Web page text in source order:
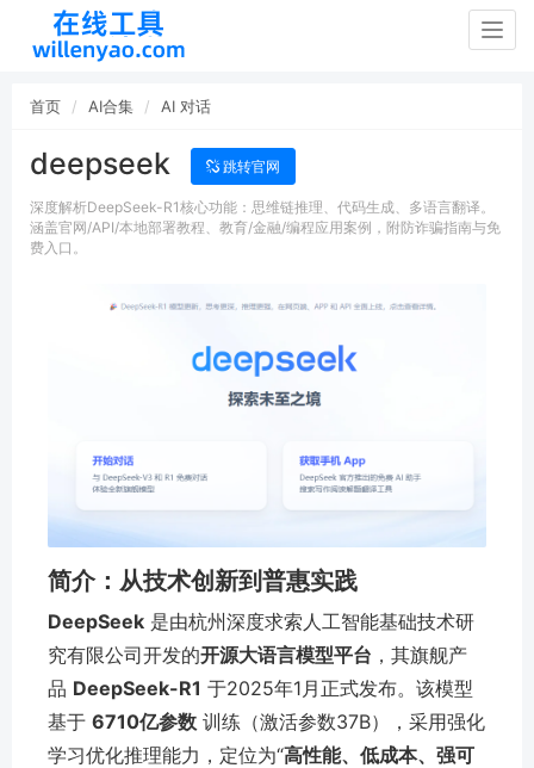
首页 AI合集 AI 对话
deepseek 跳转官网
深度解析DeepSeek-R1核心功能：思维链推理、代码生成、多语言翻译。
涵盖官网/API/本地部署教程、教育/金融/编程应用案例，附防诈骗指南与免
费入口。
简介：从技术创新到普惠实践
DeepSeek 是由杭州深度求索人工智能基础技术研
究有限公司开发的开源大语言模型平台 ，其旗舰产
品 DeepSeek-R1 于2025年1月正式发布。该模型
基于 6710亿参数 训练（激活参数37B），采用强化
学习优化推理能力，定位为“高性能、低成本、强可